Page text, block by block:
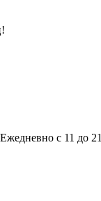
с 11 до 21